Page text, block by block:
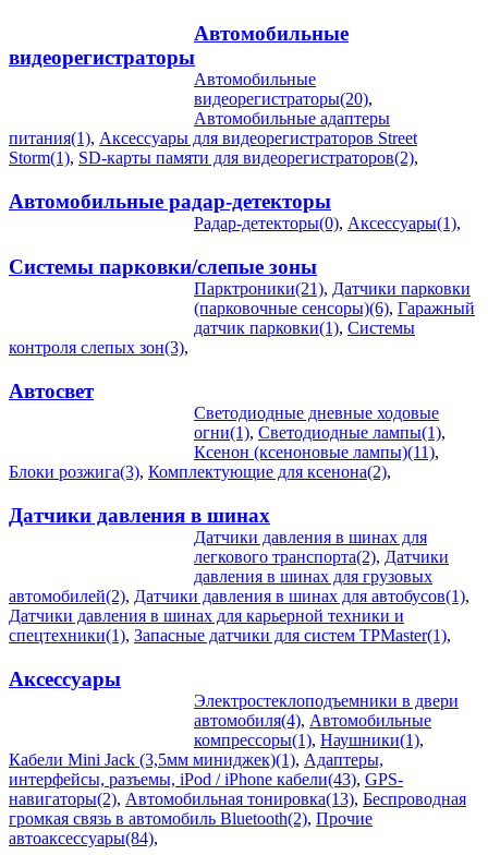
Автомобильные
видеорегистраторы
Автомобильные
видеорегистраторы(20),
Автомобильные адаптеры
питания(1), Аксессуары для видеорегистраторов Street
Storm(1), SD-карты памяти для видеорегистраторов(2),
Автомобильные радар-детекторы
Радар-детекторы(0), Аксессуары(1),
Системы парковки/слепые зоны
Парктроники(21), Датчики парковки
(парковочные сенсоры)(6), Гаражный
датчик парковки(1), Системы
контроля слепых зон(3),
Автосвет
Светодиодные дневные ходовые
огни(1), Светодиодные лампы(1),
Ксенон (ксеноновые лампы)(11),
Блоки розжига(3), Комплектующие для ксенона(2),
Датчики давления в шинах
Датчики давления в шинах для
легкового транспорта(2), Датчики
давления в шинах для грузовых
автомобилей(2), Датчики давления в шинах для автобусов(1),
Датчики давления в шинах для карьерной техники и
спецтехники(1), Запасные датчики для систем TPMaster(1),
Аксессуары
Электростеклоподъемники в двери
автомобиля(4), Автомобильные
компрессоры(1), Наушники(1),
Кабели Mini Jack (3,5мм миниджек)(1), Адаптеры,
интерфейсы, разъемы, iPod / iPhone кабели(43), GPS-
навигаторы(2), Автомобильная тонировка(13), Беспроводная
громкая связь в автомобиль Bluetooth(2), Прочие
автоаксессуары(84),